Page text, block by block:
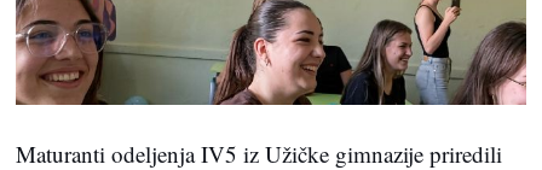
Maturanti odeljenja IV5 iz Užičke gimnazije priredili